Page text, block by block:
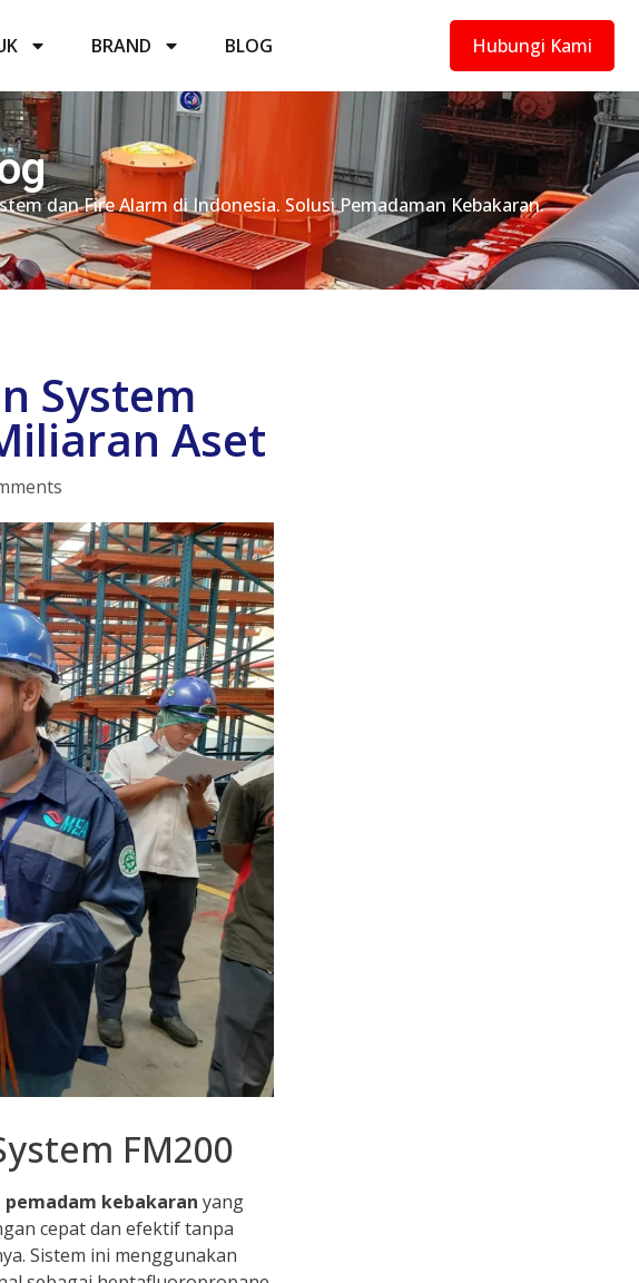
BRAND BLOG Hubungi Kami
dan Fire Alarm di Indonesia. Solusi Pemadaman Kebakaran.
System
Aset
FM200
pemadam kebakaran yang
cepat dan efektif tanpa
Sistem ini menggunakan